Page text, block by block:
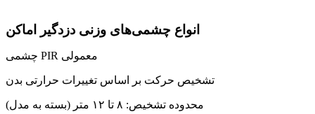
انواع چشمی‌های وزنی دزدگیر اماکن
چشمی PIR معمولی
تشخیص حرکت بر اساس تغییرات حرارتی بدن
محدوده تشخیص: ۸ تا ۱۲ متر (بسته به مدل)